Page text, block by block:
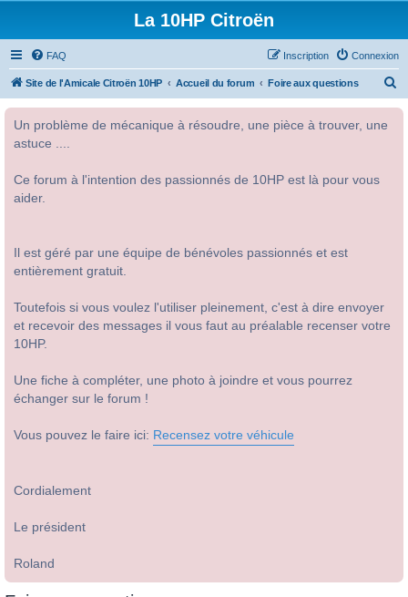
La 10HP Citroën
FAQ Connexion
Inscription
Site de l'Amicale Citroën 10HP Accueil du forum Foire aux questions
Un problème de mécanique à résoudre, une pièce à trouver, une
astuce ....
Ce forum à l'intention des passionnés de 10HP est là pour vous
aider.
Il est géré par une équipe de bénévoles passionnés et est
entièrement gratuit.
Toutefois si vous voulez l'utiliser pleinement, c'est à dire envoyer
et recevoir des messages il vous faut au préalable recenser votre
10HP.
Une fiche à compléter, une photo à joindre et vous pourrez
échanger sur le forum !
Vous pouvez le faire ici: Recensez votre véhicule
Cordialement
Le président
Roland